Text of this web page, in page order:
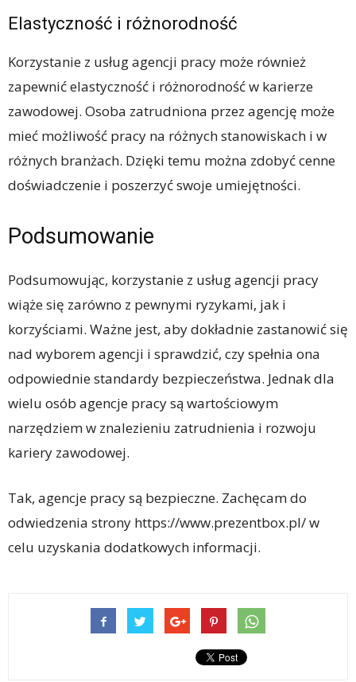
Elastyczność i różnorodność
Korzystanie z usług agencji pracy może również
zapewnić elastyczność i różnorodność w karierze
zawodowej. Osoba zatrudniona przez agencję może
mieć możliwość pracy na różnych stanowiskach i w
różnych branżach. Dzięki temu można zdobyć cenne
doświadczenie i poszerzyć swoje umiejętności.
Podsumowanie
Podsumowując, korzystanie z usług agencji pracy
wiąże się zarówno z pewnymi ryzykami, jak i
korzyściami. Ważne jest, aby dokładnie zastanowić się
nad wyborem agencji i sprawdzić, czy spełnia ona
odpowiednie standardy bezpieczeństwa. Jednak dla
wielu osób agencje pracy są wartościowym
narzędziem w znalezieniu zatrudnienia i rozwoju
kariery zawodowej.
Tak, agencje pracy są bezpieczne. Zachęcam do
odwiedzenia strony https://www.prezentbox.pl/ w
celu uzyskania dodatkowych informacji.